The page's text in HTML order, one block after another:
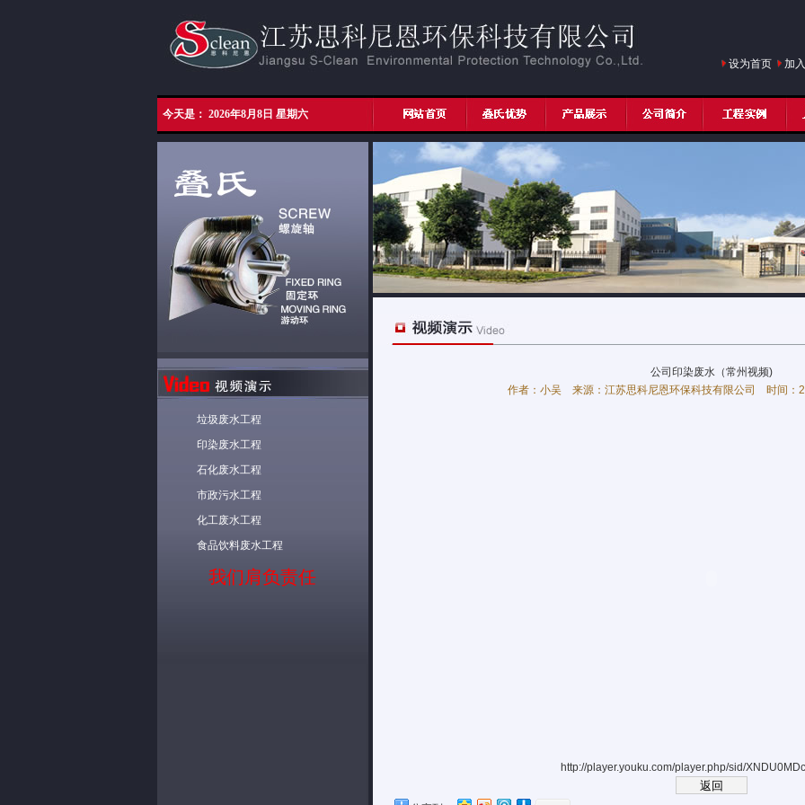
设为首页 加
今天是： 2026年8月8日 星期六
垃圾废水工程
印染废水工程
石化废水工程
市政污水工程
化工废水工程
食品饮料废水工程
我们肩负责任
公司印染废水（常州视频)
作者：小吴 来源：江苏思科尼恩环保科技有限公司 时间
http://player.youku.com/player.php/sid/